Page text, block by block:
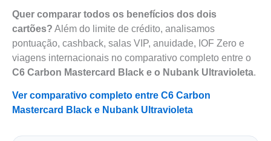
Quer comparar todos os benefícios dos dois
cartões? Além do limite de crédito, analisamos
pontuação, cashback, salas VIP, anuidade, IOF Zero e
viagens internacionais no comparativo completo entre o
C6 Carbon Mastercard Black e o Nubank Ultravioleta.
Ver comparativo completo entre C6 Carbon
Mastercard Black e Nubank Ultravioleta